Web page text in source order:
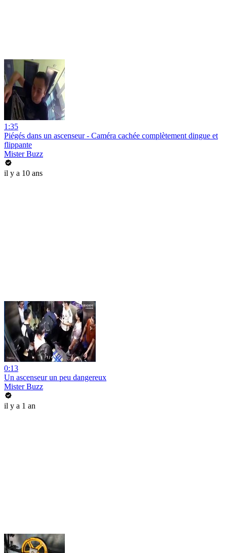
1:35
Piégés dans un ascenseur - Caméra cachée complètement dingue et
flippante
Mister Buzz
il y a 10 ans
0:13
Un ascenseur un peu dangereux
Mister Buzz
il y a 1 an